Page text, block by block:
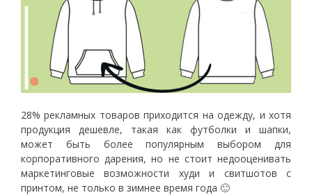
28% рекламных товаров приходится на одежду, и хотя
продукция дешевле, такая как футболки и шапки,
может быть более популярным выбором для
корпоративного дарения, но не стоит недооценивать
маркетинговые возможности худи и свитшотов с
принтом, не только в зимнее время года 🙂